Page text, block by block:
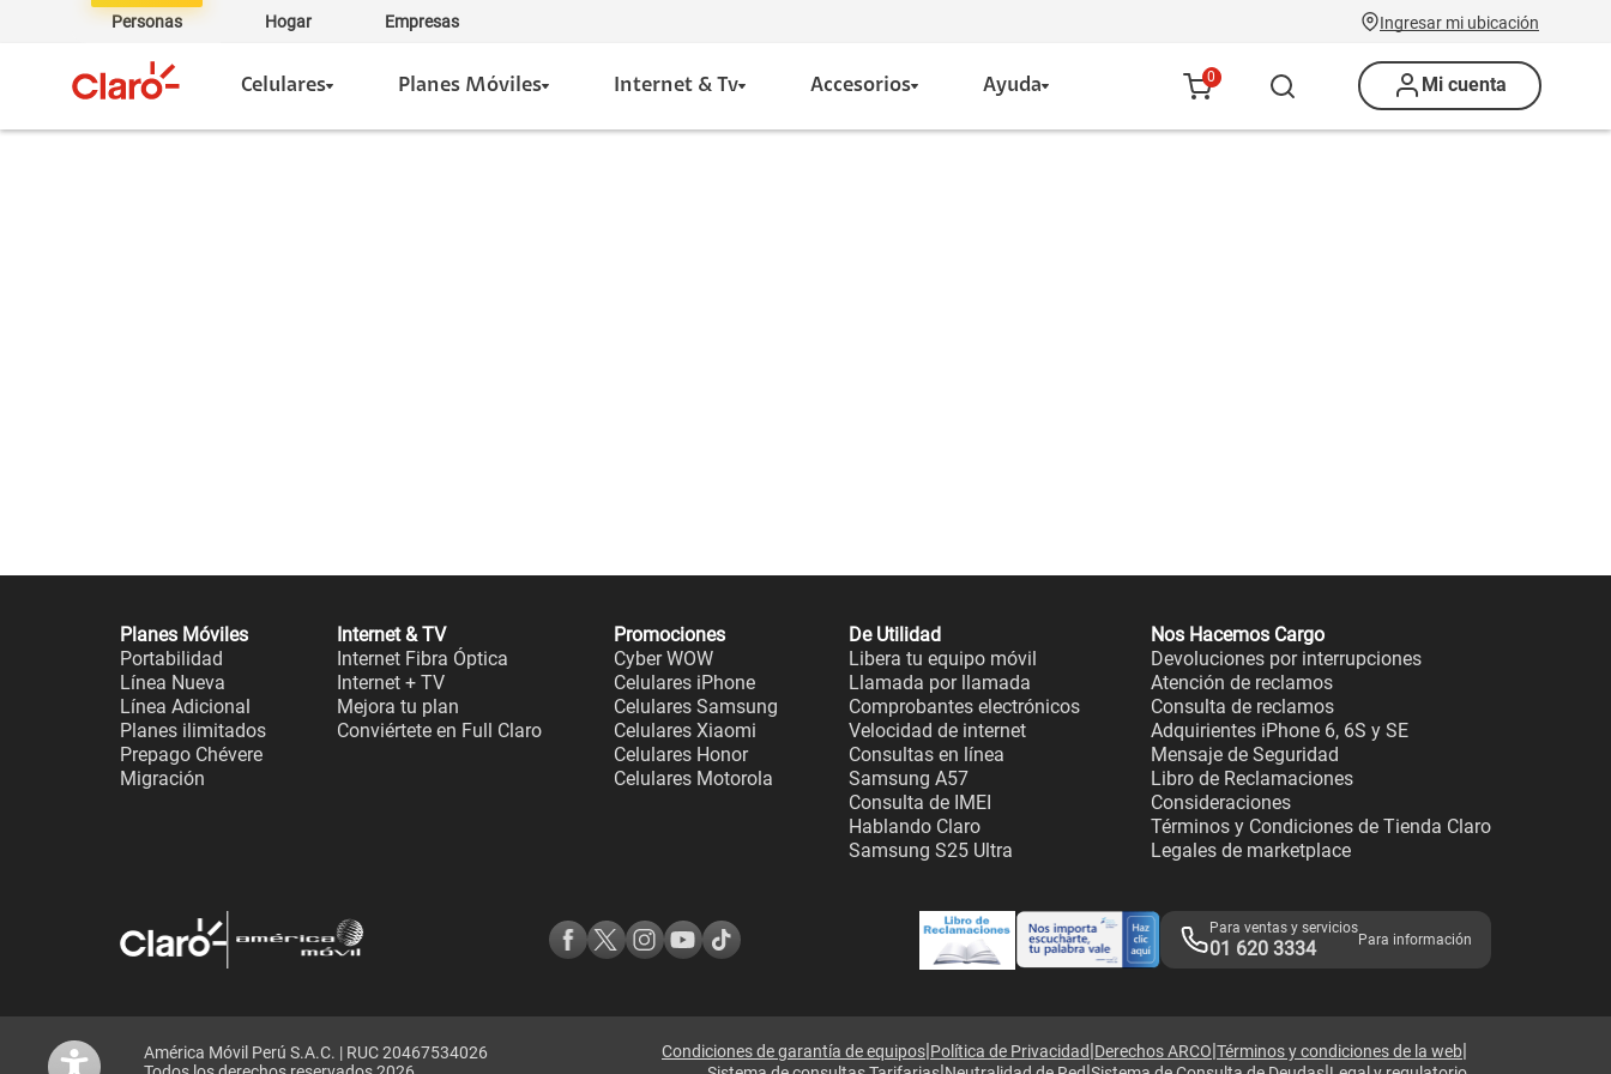
Personas Hogar Empresas Ingresar mi ubicación
Celulares Planes Móviles Internet & Tv Accesorios Ayuda 0 Mi cuenta
Planes Móviles
Portabilidad
Línea Nueva
Línea Adicional
Planes ilimitados
Prepago Chévere
Migración
Internet & TV
Internet Fibra Óptica
Internet + TV
Mejora tu plan
Conviértete en Full Claro
Promociones
Cyber WOW
Celulares iPhone
Celulares Samsung
Celulares Xiaomi
Celulares Honor
Celulares Motorola
De Utilidad
Libera tu equipo móvil
Llamada por llamada
Comprobantes electrónicos
Velocidad de internet
Consultas en línea
Samsung A57
Consulta de IMEI
Hablando Claro
Samsung S25 Ultra
Nos Hacemos Cargo
Devoluciones por interrupciones
Atención de reclamos
Consulta de reclamos
Adquirientes iPhone 6, 6S y SE
Mensaje de Seguridad
Libro de Reclamaciones
Consideraciones
Términos y Condiciones de Tienda Claro
Legales de marketplace
Para ventas y servicios
01 620 3334 Para información
América Móvil Perú S.A.C. | RUC 20467534026
Condiciones de garantía de equipos|Política de Privacidad|Derechos ARCO|Términos y condiciones de la web|